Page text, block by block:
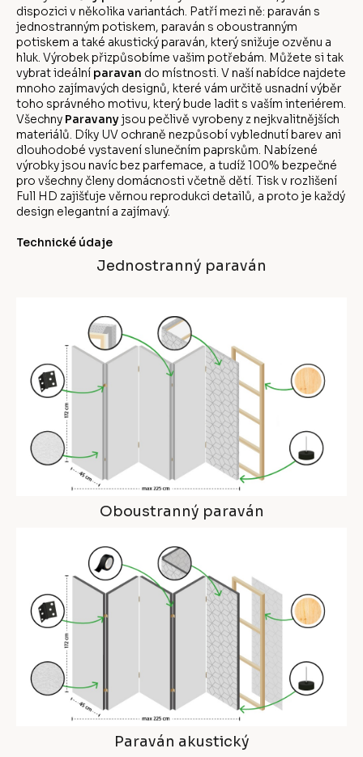
dispozici v několika variantách. Patří mezi ně: paraván s
jednostranným potiskem, paraván s oboustranným
potiskem a také akustický paraván, který snižuje ozvěnu a
hluk. Výrobek přizpůsobíme vašim potřebám. Můžete si tak
vybrat ideální paravan do místnosti. V naší nabídce najdete
mnoho zajímavých designů, které vám určitě usnadní výběr
toho správného motivu, který bude ladit s vaším interiérem.
Všechny Paravanyjsou pečlivě vyrobeny z nejkvalitnějších
materiálů. Díky UV ochraně nezpůsobí vyblednutí barev ani
dlouhodobé vystavení slunečním paprskům. Nabízené
výrobky jsou navíc bez parfemace, a tudíž 100% bezpečné
pro všechny členy domácnosti včetně dětí. Tisk v rozlišení
Full HD zajišťuje věrnou reprodukci detailů, a proto je každý
design elegantní a zajímavý.
Technické údaje
Jednostranný paraván
Oboustranný paraván
Paraván akustický